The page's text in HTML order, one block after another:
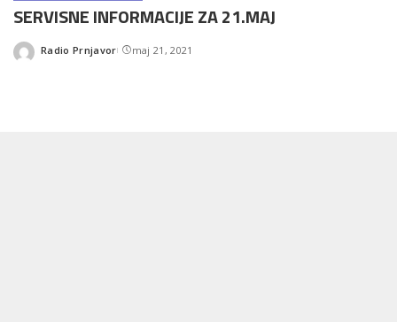
SERVISNE INFORMACIJE ZA 21.MAJ
Posted
Radio Prnjavor maj 21, 2021